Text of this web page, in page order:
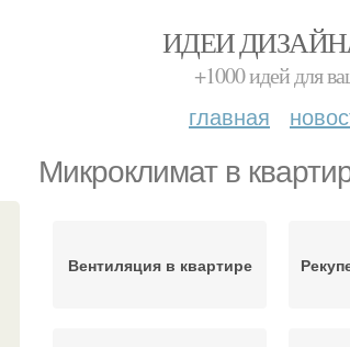
ИДЕИ
+1000 идей для
главная
Микроклимат в
Вентиляция в квартире